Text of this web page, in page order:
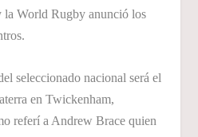
la World Rugby anunció los
seleccionado nacional será el
en Twickenham,
referí a Andrew Brace quien